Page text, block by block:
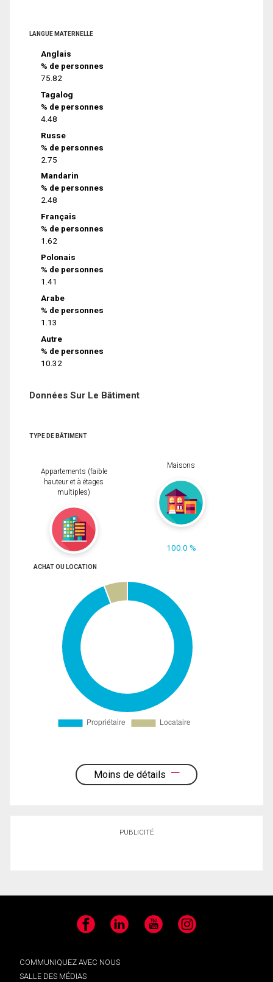
LANGUE MATERNELLE
Anglais
% de personnes
75.82
Tagalog
% de personnes
4.48
Russe
% de personnes
2.75
Mandarin
% de personnes
2.48
Français
% de personnes
1.62
Polonais
% de personnes
1.41
Arabe
% de personnes
1.13
Autre
% de personnes
10.32
Données Sur Le Bâtiment
TYPE DE BÂTIMENT
Appartements (faible
hauteur et à étages
multiples)
Maisons
100.0 %
ACHAT OU LOCATION
Moins de détails
PUBLICITÉ
Facebook LinkedIn YouTube Instagram
COMMUNIQUEZ AVEC NOUS
SALLE DES MÉDIAS